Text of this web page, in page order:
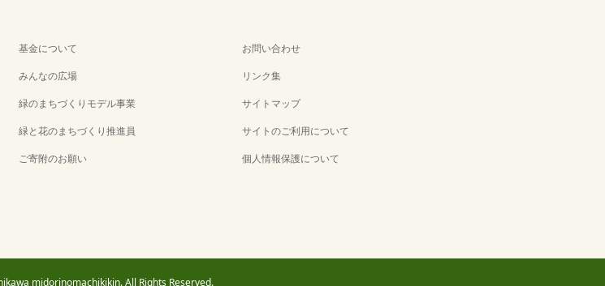
基金について
みんなの広場
緑のまちづくりモデル事業
緑と花のまちづくり推進員
ご寄附のお願い
お問い合わせ
リンク集
サイトマップ
サイトのご利用について
個人情報保護について
midorinomachikikin. All Rights Reserved.